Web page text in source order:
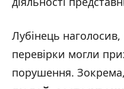
Лубінець
перевірки могли
порушення. Зокрема,